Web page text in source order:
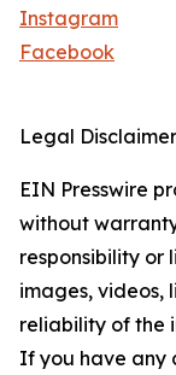
Instagram
Facebook
Legal
EIN Presswire
without
responsibility or
images, videos,
reliability of the
If you have any